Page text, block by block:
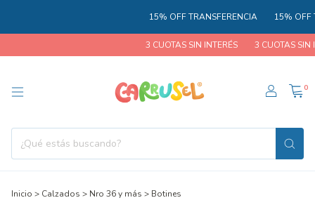
15% OFF TRANSFERENCIA 15% OFF
3 CUOTAS SIN INTERÉS 3 CUOTAS SIN
0
Inicio > Calzados > Nro 36 y más > Botines